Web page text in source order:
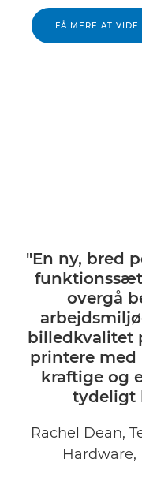
FÅ MERE AT VIDE
"En ny, bred
overgå
billedkvalitet
printere med
kraftige og
tydeligt
Rachel Dean,